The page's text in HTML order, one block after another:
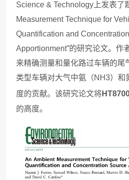
Science & Technology上发表了
Measurement Technique for
Quantification and
Apportionment”的研究论文。作
来精确测量和量化路过车辆的尾
类型车辆对大气中氨（NH3）和
度的贡献。该研究论文将
的高度。